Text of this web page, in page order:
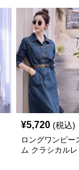
¥5,720 (税込)
ロングワンピー
ム クラシカル